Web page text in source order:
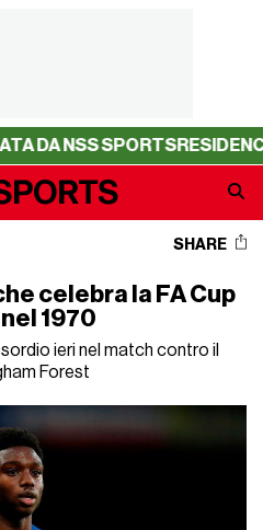
NSS SPORTSRESIDENCY -
SHARE
celebra la FA Cup
1970
ieri nel match contro il
Forest